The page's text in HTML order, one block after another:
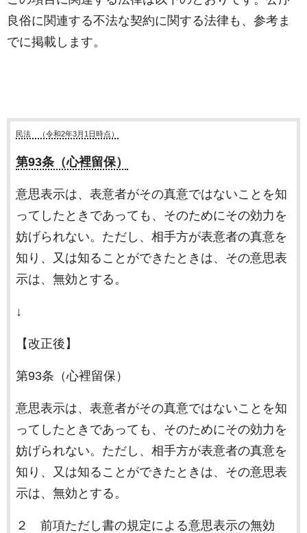
良俗に関連する不法な契約に関する法律も、参考ま
でに掲載します。
民法 （令和2年3月1日時点）
第93条（心裡留保）
意思表示は、表意者がその真意ではないことを知
ってしたときであっても、そのためにその効力を
妨げられない。ただし、相手方が表意者の真意を
知り、又は知ることができたときは、その意思表
示は、無効とする。
↓
【改正後】
第93条（心裡留保）
意思表示は、表意者がその真意ではないことを知
ってしたときであっても、そのためにその効力を
妨げられない。ただし、相手方が表意者の真意を
知り、又は知ることができたときは、その意思表
示は、無効とする。
２ 前項ただし書の規定による意思表示の無効